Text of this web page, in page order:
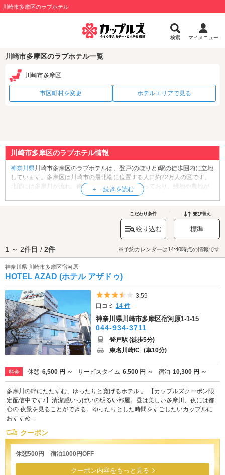
川崎市多摩区のラブホテル
検索 マイメニュー
川崎市多摩区のラブホテル一覧
川崎市多摩区
市区町村を変更 ホテルエリアで見る
川崎市多摩区のラブホテル情報
神奈川県川崎市多摩区のラブホテルは、登戸(のぼりと)駅の徒歩圏内に立地
しています。多摩区は川崎市の最北端に位置する人口約22万人の区です。
北部には多摩川が流れ、南部には多摩丘陵が広がっており、緑地や農地が
多い点が特徴です。また、明治大学や専修大学のキャンパスがあることか
岡本太郎氏より寄贈された作品1779点を所蔵・展示している「
川崎市岡本
」や、漫画家・藤子・Ｆ・不二雄氏による作品原画や関連資料
藤子・F・不二雄ミュージアム
」、様々なアトラ
クション、夏季のプール、冬季のイルミネーションでも知られる遊園地
「 よみうりランド
」などがあります。また、JR・小田急電鉄の登戸駅構内
には「小田急マルシェ登戸」があり、ちょっとしたお買い物やお食事に便
利です。多摩区のラブホテルには、ルームサービスの充実しているホテル
や、VOD完備のホテル、サウナ付きのお部屋のあるホテルなどがありま
す。川崎市多摩区でラブホテルをお探しの際は、クーポン・事前予約でお
得に利用ができる『カップルズ』におまかせください。
こだわり条件
絞り込む
並び替え
標準
1 ～ 2件目 / 2件 ※予約カレンダーは14:40時点の情報です
神奈川県 川崎市多摩区宿河原
HOTEL AZAD (ホテル アザドゥ)
5つ星のうち3.5
3.59
口コミ14 件
神奈川県川崎市多摩区宿河原1-1-15
044-934-3711
登戸駅 (徒歩5分)
東名川崎IC (車10分)
料金 休憩 6,500 円 ～ サービスタイム 6,500 円 ～ 宿泊 10,300 円 ～
多摩川の畔にたたずむ、ゆったりと寛げるホテル 。 【カップルズクーポン限
定配信中です♪】清潔感いっぱいの明るい部屋。昼は美しい多摩川、夜には都
心の 夜景を見ることができる。ゆったりとした時間をすごしたいカップルに
おすすめ...
クーポン
休憩500円 宿泊1000円OFF
クーポン内容をもっと見る